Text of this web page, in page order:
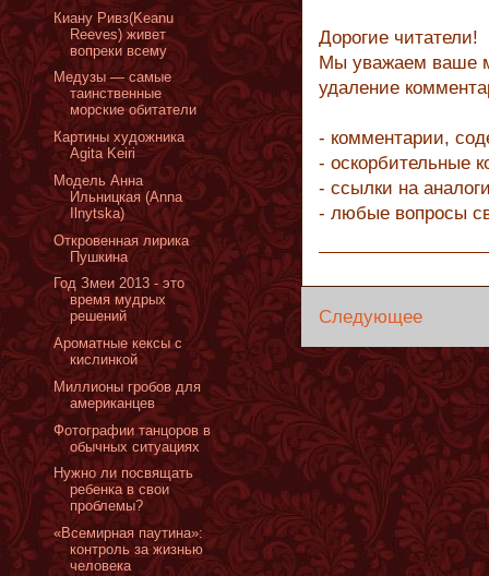
Дорогие читатели!
Мы уважаем ваше
удаление
- комментарии,
- оскорбительные
- ссылки на
- любые вопросы
Следующее
Киану Ривз(Keanu
Reeves) живет
вопреки всему
Mедузы — cамые
таинственные
морские обитатели
Картины художника
Agita Keiri
Модель Анна
Ильницкая (Anna
Ilnytska)
Откровенная лирика
Пушкина
Год Змеи 2013 - это
время мудрых
решений
Ароматные кексы с
кислинкой
Миллионы гробов для
американцев
Фотографии танцоров в
обычных ситуациях
Нужно ли посвящать
ребенка в свои
проблемы?
«Всемирная паутина»:
контроль за жизнью
человека